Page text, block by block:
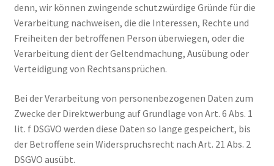
denn, wir können zwingende schutzwürdige Gründe für die
Verarbeitung nachweisen, die die Interessen, Rechte und
Freiheiten der betroffenen Person überwiegen, oder die
Verarbeitung dient der Geltendmachung, Ausübung oder
Verteidigung von Rechtsansprüchen.
Bei der Verarbeitung von personenbezogenen Daten zum
Zwecke der Direktwerbung auf Grundlage von Art. 6 Abs. 1
lit. f DSGVO werden diese Daten so lange gespeichert, bis
der Betroffene sein Widerspruchsrecht nach Art. 21 Abs. 2
DSGVO ausübt.